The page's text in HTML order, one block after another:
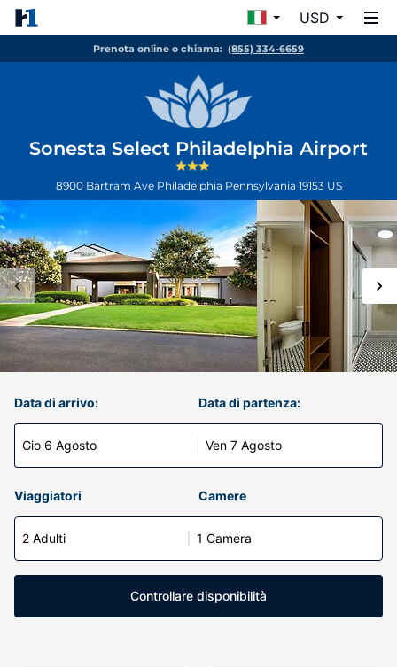
USD
Prenota online o chiama: (855) 334-6659
Sonesta Select Philadelphia Airport
8900 Bartram Ave Philadelphia Pennsylvania 19153 US
Data di arrivo:
Gio 6 Agosto
Data di partenza:
Ven 7 Agosto
Viaggiatori Camere
2 Adulti 1 Camera
Controllare disponibilità